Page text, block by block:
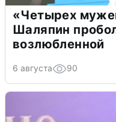
«Четырех
Шаляпин
возлюбленной
6 августа 90